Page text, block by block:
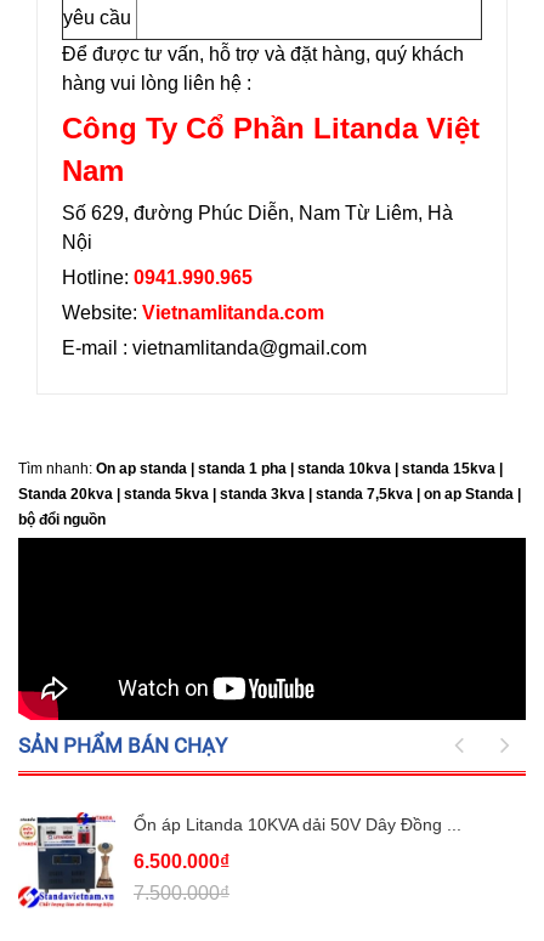
yêu cầu
Để được tư vấn, hỗ trợ và đặt hàng, quý khách
hàng vui lòng liên hệ :
Công Ty Cổ Phần Litanda Việt
Nam
Số 629, đường Phúc Diễn, Nam Từ Liêm, Hà
Nội
Hotline: 0941.990.965
Website: Vietnamlitanda.com
E-mail : vietnamlitanda@gmail.com
Tìm nhanh: On ap standa | standa 1 pha | standa 10kva | standa 15kva |
Standa 20kva | standa 5kva | standa 3kva | standa 7,5kva | on ap Standa |
bộ đổi nguồn
SẢN PHẨM BÁN CHẠY
Ổn áp Litanda 10KVA dải 50V Dây Đồng ...
6.500.000₫
7.500.000₫